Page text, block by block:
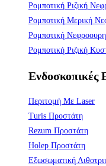
Ρομποτική Ριζική
Ρομποτική Μερική
Ρομποτική
Ρομποτική Ριζική
Ενδοσκοπικές
Περιτομή Με Laser
Turis Προστάτη
Rezum Προστάτη
Holep Προστάτη
Εξωσωματική